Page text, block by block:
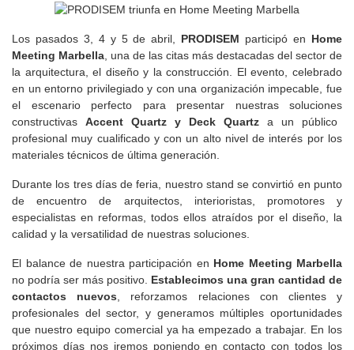
Los pasados 3, 4 y 5 de abril, PRODISEM participó en Home
Meeting Marbella , una de las citas más destacadas del sector de
la arquitectura, el diseño y la construcción. El evento, celebrado
en un entorno privilegiado y con una organización impecable, fue
el escenario perfecto para presentar nuestras soluciones
constructivas
Accent Quartz y Deck Quartz a un público
profesional muy cualificado y con un alto nivel de interés por los
materiales técnicos de última generación.
Durante los tres días de feria, nuestro stand se convirtió en punto
de encuentro de arquitectos, interioristas, promotores y
especialistas en reformas, todos ellos atraídos por el diseño, la
calidad y la versatilidad de nuestras soluciones.
El balance de nuestra participación en Home Meeting Marbella
no podría ser más positivo. Establecimos una gran cantidad de
contactos nuevos , reforzamos relaciones con clientes y
profesionales del sector, y generamos múltiples oportunidades
que nuestro equipo comercial ya ha empezado a trabajar. En los
próximos días nos iremos poniendo en contacto con todos los